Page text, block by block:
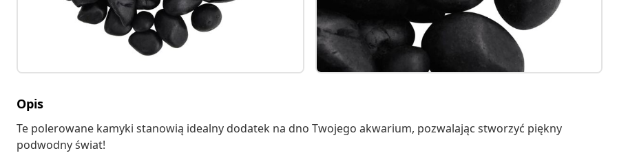
Opis
Te polerowane kamyki stanowią idealny dodatek na dno Twojego akwarium, pozwalając stworzyć piękny
podwodny świat!